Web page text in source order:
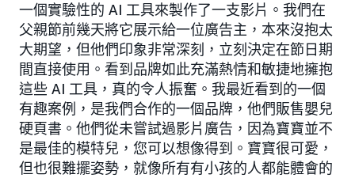
一個實驗性的 AI 工具來製作了一支影片。我們在
父親節前幾天將它展示給一位廣告主，本來沒抱太
大期望，但他們印象非常深刻，立刻決定在節日期
間直接使用。看到品牌如此充滿熱情和敏捷地擁抱
這些 AI 工具，真的令人振奮。我最近看到的一個
有趣案例，是我們合作的一個品牌，他們販售嬰兒
硬頁書。他們從未嘗試過影片廣告，因為寶寶並不
是最佳的模特兒，您可以想像得到。寶寶很可愛，
但也很難擺姿勢，就像所有有小孩的人都能體會的